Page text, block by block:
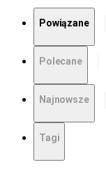
Powiązane
Polecane
Najnowsze
Tagi